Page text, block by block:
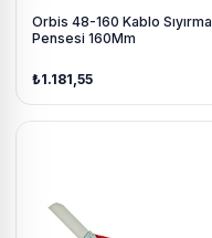
Orbis 48-160 Kablo Sıyırma
Pensesi 160Mm
₺1.181,55